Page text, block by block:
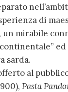
di
un mirabile
sarda.
al
Pasta